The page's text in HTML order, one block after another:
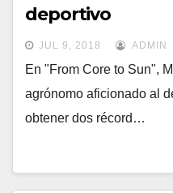
deportivo
JUL 9, 2018 ADMIN
En "From Core to Sun",
agrónomo aficionado al
obtener dos récord…